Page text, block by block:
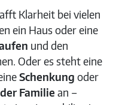
Klarheit bei vielen
ein Haus oder eine
und den
Oder es steht eine
Schenkung oder
Familie an –